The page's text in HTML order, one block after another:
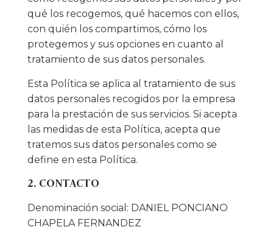
qué los recogemos, qué hacemos con ellos,
con quién los compartimos, cómo los
protegemos y sus opciones en cuanto al
tratamiento de sus datos personales.
Esta Política se aplica al tratamiento de sus
datos personales recogidos por la empresa
para la prestación de sus servicios. Si acepta
las medidas de esta Política, acepta que
tratemos sus datos personales como se
define en esta Política.
2. CONTACTO
Denominación social: DANIEL PONCIANO
CHAPELA FERNANDEZ